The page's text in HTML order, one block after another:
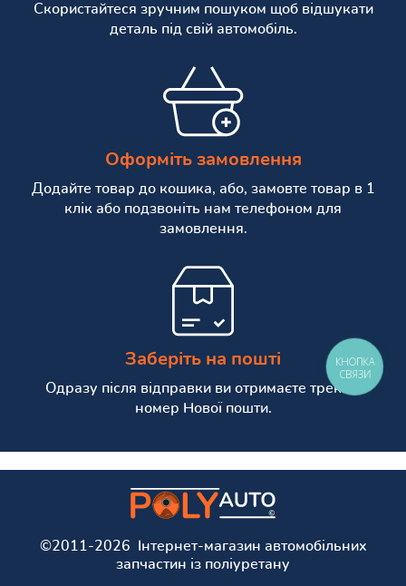
Скористайтеся зручним пошуком щоб відшукати
деталь під свій автомобіль.
Оформіть замовлення
Додайте товар до кошика, або, замовте товар в 1
клік або подзвоніть нам телефоном для
замовлення.
Заберіть на пошті
Одразу після відправки ви отримаєте трекінг
номер Нової пошти.
©2011-2026 Інтернет-магазин автомобільних
запчастин із поліуретану
КНОПКА
СВЯЗИ